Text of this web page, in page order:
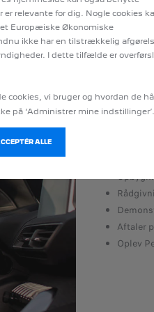
rådgiver
til Peugeots
Aftaler
Oplev
1 /2
relevante for dig. Nogle cookies
Europæiske Økonomiske
ikke har en tilstrækkelig
I dette tilfælde er
cookies, vi bruger og hvordan de
på ‘Administrer mine indstillinger’.
ALLE